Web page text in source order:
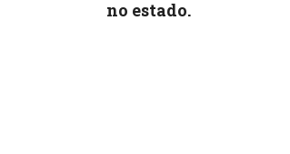
no estado.